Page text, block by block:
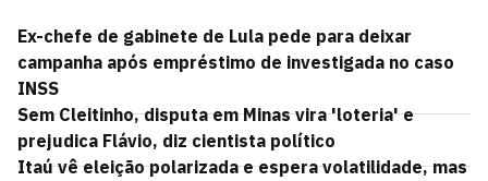
Ex-chefe de gabinete de Lula pede para deixar
campanha após empréstimo de investigada no caso
INSS
Sem Cleitinho, disputa em Minas vira 'loteria' e
prejudica Flávio, diz cientista político
Itaú vê eleição polarizada e espera volatilidade, mas